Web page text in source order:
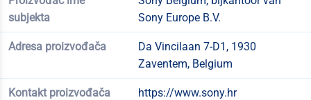
subjekta
Sony Europe B.V.
Adresa proizvođača
Da Vincilaan 7-D1, 1930
Zaventem, Belgium
Kontakt proizvođača https://www.sony.hr